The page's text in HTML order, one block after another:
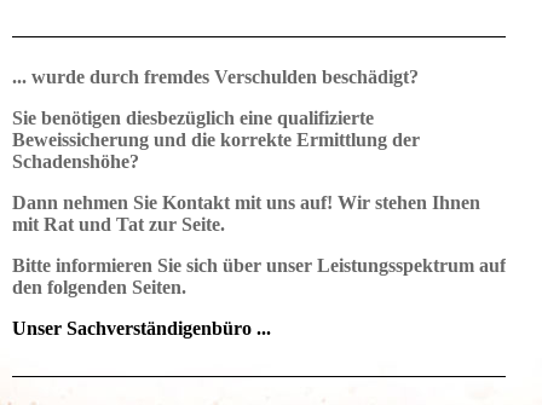
... wurde durch fremdes Verschulden beschädigt?
Sie benötigen diesbezüglich eine qualifizierte
Beweissicherung und die korrekte Ermittlung der
Schadenshöhe?
Dann nehmen Sie Kontakt mit uns auf! Wir stehen Ihnen
mit Rat und Tat zur Seite.
Bitte informieren Sie sich über unser Leistungsspektrum auf
den folgenden Seiten.
Unser Sachverständigenbüro ...